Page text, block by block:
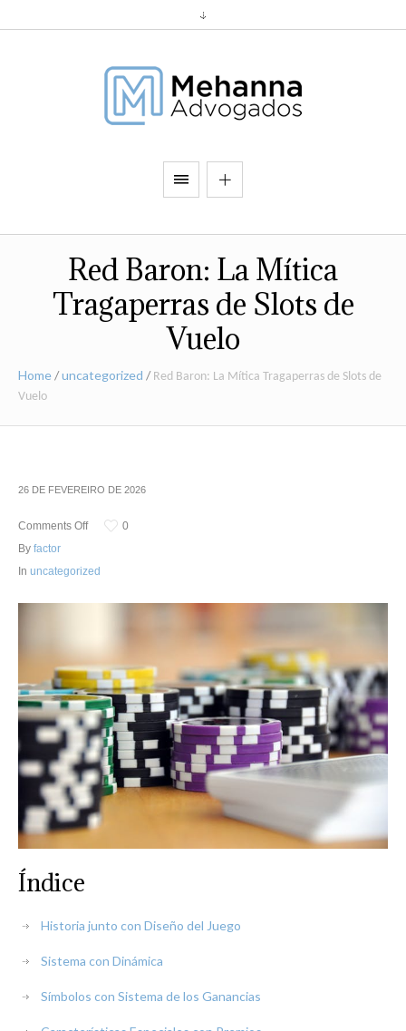
Segmento Político-
Administrativo
Segmento Político-Administrativo
Red Baron: La Mítica
Tragaperras de Slots de
Vuelo
Home / uncategorized / Red Baron: La Mítica Tragaperras de Slots de
Vuelo
26 DE FEVEREIRO DE 2026
Comments Off
0
By factor
In uncategorized
Índice
Historia junto con Diseño del Juego
Sistema con Dinámica
Símbolos con Sistema de los Ganancias